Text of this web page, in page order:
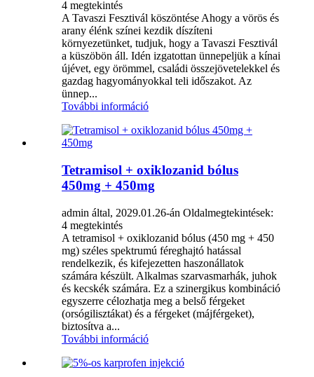
4 megtekintés
A Tavaszi Fesztivál köszöntése Ahogy a vörös és
arany élénk színei kezdik díszíteni
környezetünket, tudjuk, hogy a Tavaszi Fesztivál
a küszöbön áll. Idén izgatottan ünnepeljük a kínai
újévet, egy örömmel, családi összejövetelekkel és
gazdag hagyományokkal teli időszakot. Az
ünnep...
További információ
Tetramisol + oxiklozanid bólus
450mg + 450mg
admin által, 2029.01.26-án Oldalmegtekintések:
4 megtekintés
A tetramisol + oxiklozanid bólus (450 mg + 450
mg) széles spektrumú féreghajtó hatással
rendelkezik, és kifejezetten haszonállatok
számára készült. Alkalmas szarvasmarhák, juhok
és kecskék számára. Ez a szinergikus kombináció
egyszerre célozhatja meg a belső férgeket
(orsógilisztákat) és a férgeket (májférgeket),
biztosítva a...
További információ